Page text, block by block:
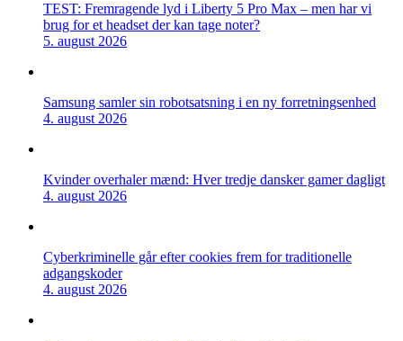
TEST: Fremragende lyd i Liberty 5 Pro Max – men har vi
brug for et headset der kan tage noter?
5. august 2026
Samsung samler sin robotsatsning i en ny forretningsenhed
4. august 2026
Kvinder overhaler mænd: Hver tredje dansker gamer dagligt
4. august 2026
Cyberkriminelle går efter cookies frem for traditionelle
adgangskoder
4. august 2026